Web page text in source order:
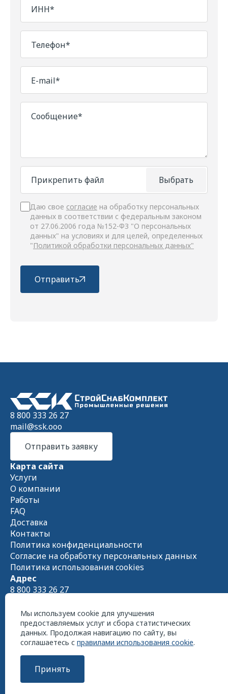
ИНН*
Телефон*
E-mail*
Сообщение*
Выбрать
Прикрепить файл
Даю свое согласие на обработку персональных
данных в соответствии с федеральным законом
от 27.06.2006 года №152-ФЗ "О персональных
данных" на условиях и для целей, определенных
"Политикой обработки персональных данных"
Отправить
8 800 333 26 27
mail@ssk.ooo
Отправить заявку
Карта сайта
Услуги
О компании
Работы
FAQ
Доставка
Контакты
Политика конфиденциальности
Согласие на обработку персональных данных
Политика использования cookies
Адрес
8 800 333 26 27
Пн - Чт 08:00 — 17:00 Пт 08:00 — 16:00
ООО «СтройСнабКомплект» 2026 г. Все права
защищены
Мы используем cookie для улучшения
предоставляемых услуг и сбора статистических
данных. Продолжая навигацию по сайту, вы
соглашаетесь с правилами использования cookie.
Принять